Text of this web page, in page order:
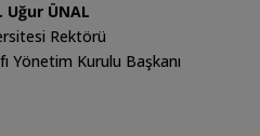
Uğur ÜNAL
Rektörü
Yönetim Kurulu Başkanı